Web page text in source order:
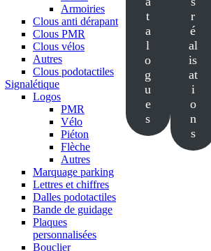
Armoiries
Clous anti dérapant
Clous PMR
Clous vélos
Autres
Clous podotactiles
Signalétique
Logos
PMR
Vélo
Piéton
Flèche
Autres
Marquage parking
Lettres et chiffres
Dalles podotactiles
Bande de guidage
Plaques
personnalisées
Bouclier
t
a
l
o
g
u
e
s
r
é
al
is
at
i
o
n
s